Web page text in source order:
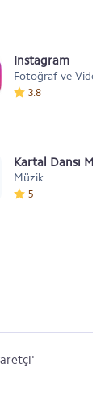
Instagram
Fotoğraf ve Video
3.8
Kartal Dansı
Müzik
5